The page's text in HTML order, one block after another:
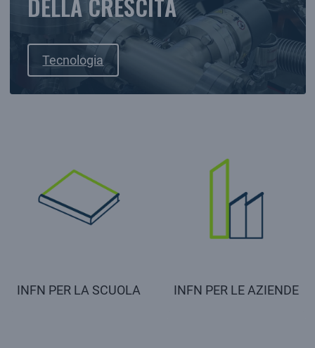
DELLA CRESCITA
Tecnologia
INFN PER LA SCUOLA INFN PER LE AZIENDE